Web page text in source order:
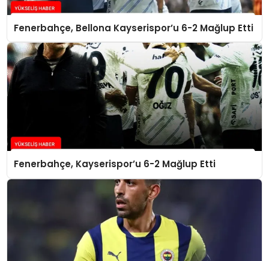
Fenerbahçe, Bellona Kayserispor’u 6-2 Mağlup Etti
Fenerbahçe, Kayserispor’u 6-2 Mağlup Etti